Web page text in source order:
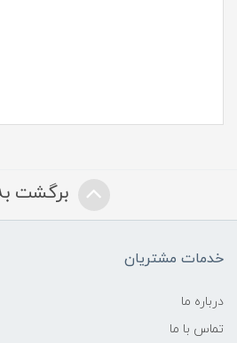
برگشت به
خدمات مشتریان
درباره ما
تماس با ما